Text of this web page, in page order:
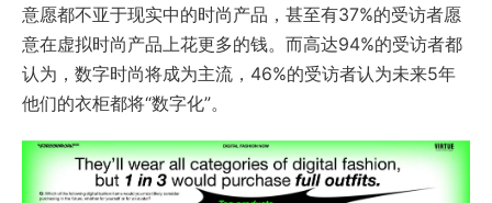
意愿都不亚于现实中的时尚产品，甚至有37%的受访者愿
意在虚拟时尚产品上花更多的钱。而高达94%的受访者都
认为，数字时尚将成为主流，46%的受访者认为未来5年
他们的衣柜都将“数字化”。